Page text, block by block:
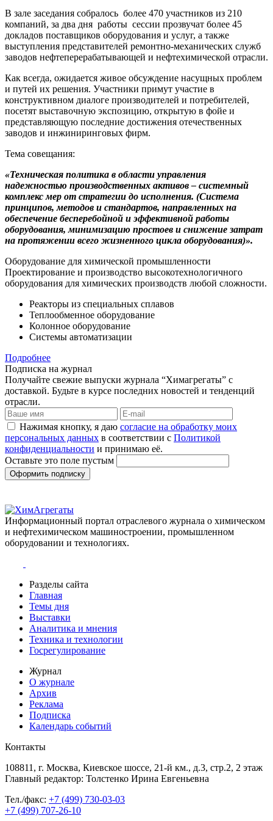
В зале заседания собралось более 470 участников из 210
компаний, за два дня работы сессии прозвучат более 45
докладов поставщиков оборудования и услуг, а также
выступления представителей ремонтно-механических служб
заводов нефтеперерабатывающей и нефтехимической отрасли.
Как всегда, ожидается живое обсуждение насущных проблем
и путей их решения. Участники примут участие в
конструктивном диалоге производителей и потребителей,
посетят выставочную экспозицию, открытую в фойе и
представляющую последние достижения отечественных
заводов и инжиниринговых фирм.
Тема совещания:
«Техническая политика в области управления
надежностью производственных активов – системный
комплекс мер от стратегии до исполнения. (Система
принципов, методов и стандартов, направленных на
обеспечение бесперебойной и эффективной работы
оборудования, минимизацию простоев и снижение затрат
на протяжении всего жизненного цикла оборудования)».
Оборудование для химической промышленности
Проектирование и производство высокотехнологичного
оборудования для химических производств любой сложности.
Реакторы из специальных сплавов
Теплообменное оборудование
Колонное оборудование
Системы автоматизации
Подробнее
Подписка на журнал
Получайте свежие выпуски журнала “Химагрегаты” с
доставкой. Будьте в курсе последних новостей и тенденций
отрасли.
Нажимая кнопку, я даю согласие на обработку моих
персональных данных в соответствии с Политикой
конфиденциальности и принимаю её.
Оставьте это поле пустым
Оформить подписку
Информационный портал отраслевого журнала о химическом
и нефтехимическом машиностроении, промышленном
оборудовании и технологиях.
Разделы сайта
Главная
Темы дня
Выставки
Аналитика и мнения
Техника и технологии
Госрегулирование
Журнал
О журнале
Архив
Реклама
Подписка
Календарь событий
Контакты
108811, г. Москва, Киевское шоссе, 21-й км., д.3, стр.2, 2 этаж
Главный редактор: Толстенко Ирина Евгеньевна
Тел./факс: +7 (499) 730-03-03
+7 (499) 707-26-10